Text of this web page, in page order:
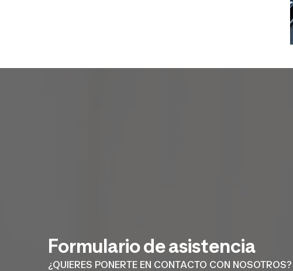
Formulario de asistencia
¿QUIERES PONERTE EN CONTACTO CON NOSOTROS?